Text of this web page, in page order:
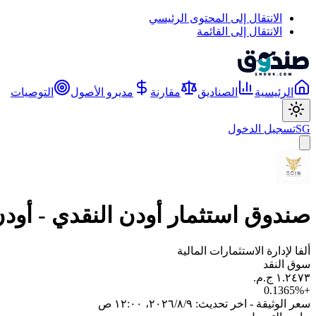
الانتقال إلى المحتوى الرئيسي
الانتقال إلى القائمة
الرئيسية الصناديق مقارنة مديرو الأصول التوصيات
SGتسجيل الدخول
صندوق استثمار أودن النقدي -
ألفا لإدارة الاستثمارات المالية
سوق النقد
+
0.1365%
سعر الوثيقة - اخر تحديث: ٩‏/٨‏/٢٠٢٦، ١٢:٠٠ ص